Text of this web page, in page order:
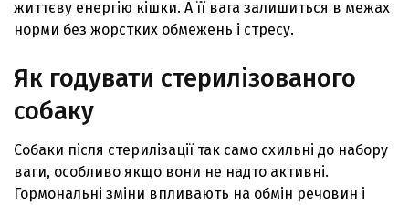
життєву енергію кішки. А її вага залишиться в межах
норми без жорстких обмежень і стресу.
Як годувати стерилізованого
собаку
Собаки після стерилізації так само схильні до набору
ваги, особливо якщо вони не надто активні.
Гормональні зміни впливають на обмін речовин і